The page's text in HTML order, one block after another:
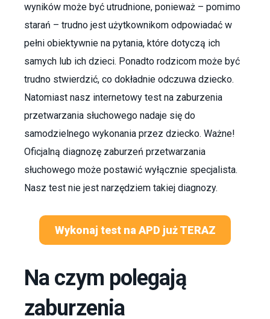
wyników może być utrudnione, ponieważ – pomimo
starań – trudno jest użytkownikom odpowiadać w
pełni obiektywnie na pytania, które dotyczą ich
samych lub ich dzieci. Ponadto rodzicom może być
trudno stwierdzić, co dokładnie odczuwa dziecko.
Natomiast nasz internetowy test na zaburzenia
przetwarzania słuchowego nadaje się do
samodzielnego wykonania przez dziecko. Ważne!
Oficjalną diagnozę zaburzeń przetwarzania
słuchowego może postawić wyłącznie specjalista.
Nasz test nie jest narzędziem takiej diagnozy.
Wykonaj test na APD już TERAZ
Na czym polegają
zaburzenia